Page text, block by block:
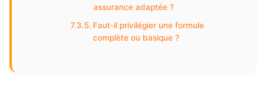
assurance adaptée ?
Faut-il privilégier une formule
complète ou basique ?